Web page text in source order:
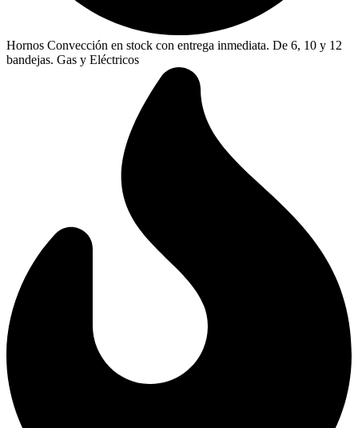
Hornos Convección en stock con entrega inmediata. De 6, 10 y 12
bandejas. Gas y Eléctricos